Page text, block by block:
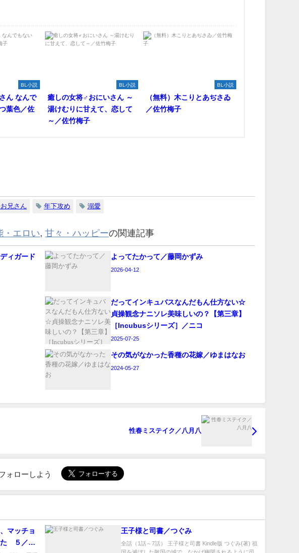
BL小説
ん なんで
葉色／佐
BL小説
癒しの女将♂おにいさん ～
湯けむりに甘えて、恋して
～／佐竹梅子
BL小説
（無料）木こりとあぢさゐ
／佐竹梅子
お兄さん 年下攻め 溺愛
・エロい,甘々・ハッピーの関連記事
ィガード
よってたかって／藤岡かずみ
2026-04-12
‪だってインキュバスなんだもん仕方ない☆
貞操観念ナニソレ美味しいの？【第三章】
［Incubusシリーズ］／ニコ
2025-07-25
その気がなかった香種の花嫁／ゆまはなお
2024-05-27
性春ミステイク／八月八
ォローしよう
マッチョ
た ５／天
王子様と司書／つぐみ
全話（1話～7話） 王子様と司書 Kindle版 つぐみ(著) 祖